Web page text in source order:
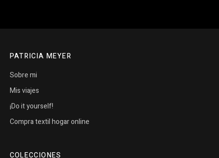
PATRICIA MEYER
Sobre mi
Mis viajes
¡Do it yourself!
Compra textil hogar online
COLECCIONES